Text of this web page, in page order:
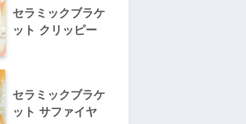
セラミックブラケ
ット クリッピー
セラミックブラケ
ット サファイヤ